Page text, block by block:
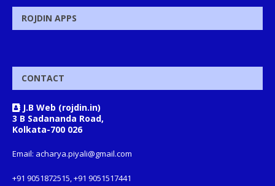
ROJDIN APPS
CONTACT
J.B Web (rojdin.in)
3 B Sadananda Road,
Kolkata-700 026
Email: acharya.piyali@gmail.com
+91 9051872515, +91 9051517441